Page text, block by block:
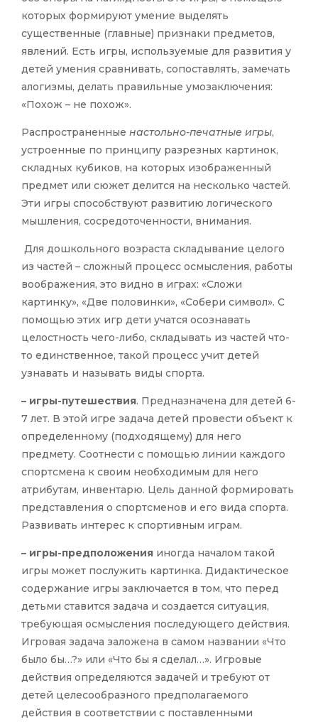
которых формируют умение выделять
существенные (главные) признаки предметов,
явлений. Есть игры, используемые для развития у
детей умения сравнивать, сопоставлять, замечать
алогизмы, делать правильные умозаключения:
«Похож – не похож».
Распространенные настольно-печатные игры,
устроенные по принципу разрезных картинок,
складных кубиков, на которых изображенный
предмет или сюжет делится на несколько частей.
Эти игры способствуют развитию логического
мышления, сосредоточенности, внимания.
Для дошкольного возраста складывание целого
из частей – сложный процесс осмысления, работы
воображения, это видно в играх: «Сложи
картинку», «Две половинки», «Собери символ». С
помощью этих игр дети учатся осознавать
целостность чего-либо, складывать из частей что-
то единственное, такой процесс учит детей
узнавать и называть виды спорта.
– игры-путешествия. Предназначена для детей 6-
7 лет. В этой игре задача детей провести объект к
определенному (подходящему) для него
предмету. Соотнести с помощью линии каждого
спортсмена к своим необходимым для него
атрибутам, инвентарю. Цель данной формировать
представления о спортсменов и его вида спорта.
Развивать интерес к спортивным играм.
– игры-предположения иногда началом такой
игры может послужить картинка. Дидактическое
содержание игры заключается в том, что перед
детьми ставится задача и создается ситуация,
требующая осмысления последующего действия.
Игровая задача заложена в самом названии «Что
было бы…?» или «Что бы я сделал…». Игровые
действия определяются задачей и требуют от
детей целесообразного предполагаемого
действия в соответствии с поставленными